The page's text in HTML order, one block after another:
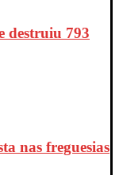
destruiu 793
nas freguesias